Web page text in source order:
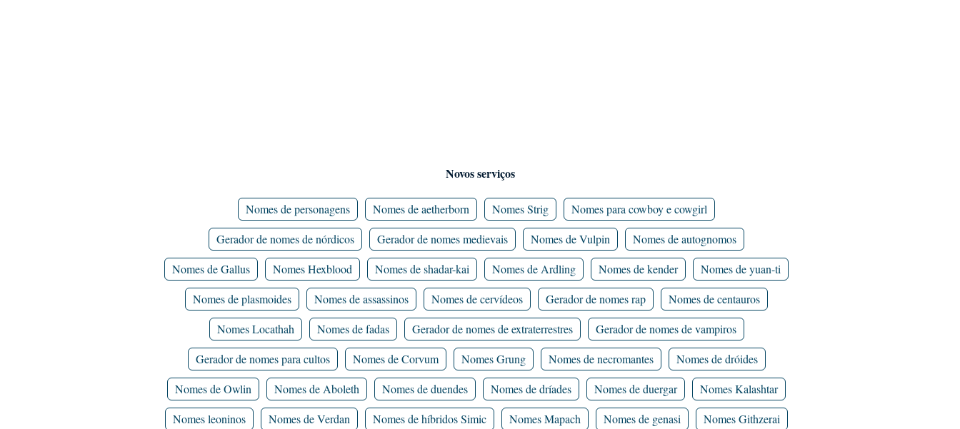
Novos serviços
Nomes de personagens Nomes de aetherborn Nomes Strig
Nomes para cowboy e cowgirl
Gerador de nomes de nórdicos
Gerador de nomes medievais Nomes de Vulpin
Nomes de autognomos
Nomes de Gallus
Nomes Hexblood Nomes de shadar-kai Nomes de Ardling Nomes de kender
Nomes de yuan-ti
Nomes de plasmoides
Nomes de assassinos Nomes de cervídeos Gerador de nomes rap
Nomes de centauros
Nomes Locathah
Nomes de fadas Gerador de nomes de extraterrestres
Gerador de nomes de vampiros
Gerador de nomes para cultos
Nomes de Corvum Nomes Grung Nomes de necromantes
Nomes de dróides
Nomes de Owlin
Nomes de Aboleth Nomes de duendes Nomes de dríades Nomes de duergar
Nomes Kalashtar
Nomes leoninos
Nomes de Verdan Nomes de híbridos Simic Nomes Mapach Nomes de genasi
Nomes Githzerai